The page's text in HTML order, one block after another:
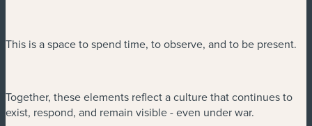
This is a space to spend time, to observe, and to be present.
Together, these elements reflect a culture that continues to
exist, respond, and remain visible - even under war.